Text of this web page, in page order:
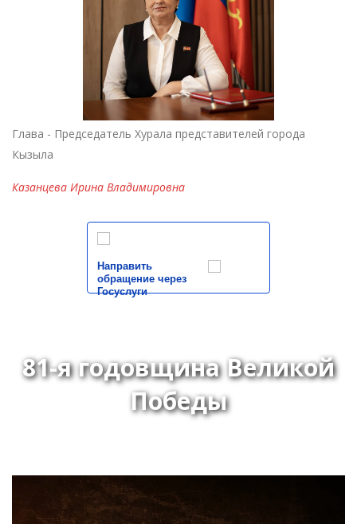
Глава - Председатель Хурала представителей города
Кызыла
Казанцева Ирина Владимировна
Направить
обращение через
Госуслуги
81-я годовщина Великой
Победы